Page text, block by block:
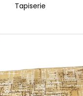
Tapiserie